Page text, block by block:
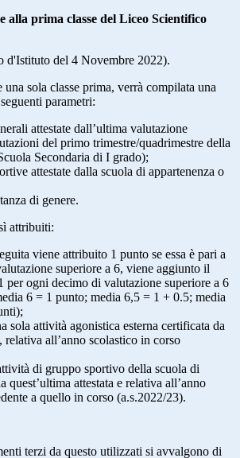
alla prima classe del Liceo Scientifico
d'Istituto del 4 Novembre 2022).
una sola classe prima, verrà compilata una
parametri:
attestate dall’ultima valutazione
del primo trimestre/quadrimestre della
Secondaria di I grado);
attestate dalla scuola di appartenenza o
di genere.
attribuiti:
viene attribuito 1 punto se essa è pari a
superiore a 6, viene aggiunto il
per ogni decimo di valutazione superiore a 6
6 = 1 punto; media 6,5 = 1 + 0.5; media
sola attività agonistica esterna certificata da
relativa all’anno scolastico in corso
di gruppo sportivo della scuola di
quest’ultima attestata e relativa all’anno
a quello in corso (a.s.2022/23).
terzi da questo utilizzati si avvalgono di